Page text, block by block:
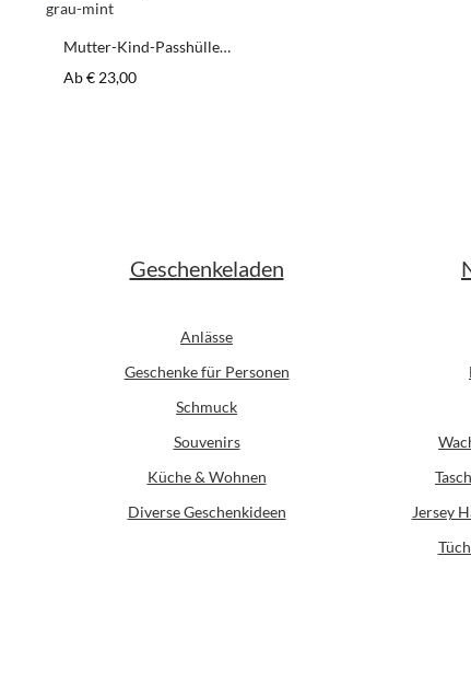
Mutter-Kind-Passhülle
Regulärer Preis:
Ab€ 23,00
Geschenkeladen
Anlässe
Geschenke für Personen
Schmuck
Souvenirs
Küche & Wohnen
Diverse Geschenkideen
Jersey